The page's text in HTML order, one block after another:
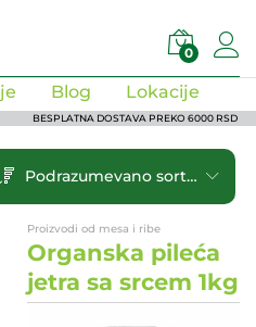
0
Blog Lokacije
BESPLATNA DOSTAVA PREKO 6000 RSD
Podrazumevano sortiranje
Proizvodi od mesa i ribe
Organska pileća
jetra sa srcem 1kg